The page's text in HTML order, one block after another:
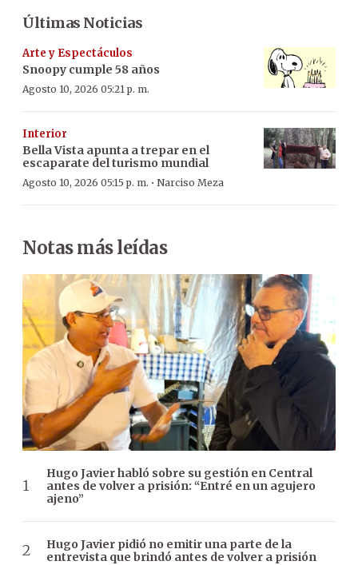
Últimas Noticias
Arte y Espectáculos
Snoopy cumple 58 años
Agosto 10, 2026 05:21 p. m.
Interior
Bella Vista apunta a trepar en el
escaparate del turismo mundial
Agosto 10, 2026 05:15 p. m. · Narciso Meza
Notas más leídas
Hugo Javier habló sobre su gestión en Central
antes de volver a prisión: “Entré en un agujero
ajeno”
Hugo Javier pidió no emitir una parte de la
entrevista que brindó antes de volver a prisión